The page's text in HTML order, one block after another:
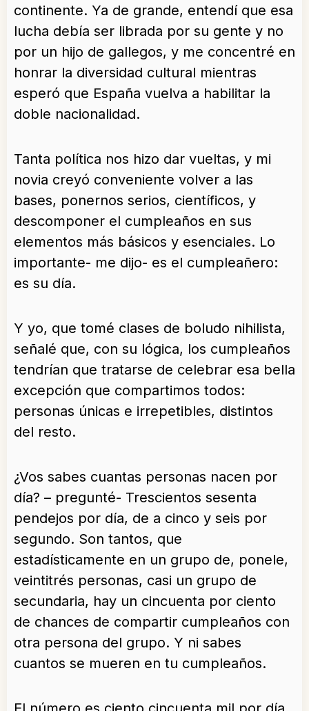
continente. Ya de grande, entendí que esa
lucha debía ser librada por su gente y no
por un hijo de gallegos, y me concentré en
honrar la diversidad cultural mientras
esperó que España vuelva a habilitar la
doble nacionalidad.
Tanta política nos hizo dar vueltas, y mi
novia creyó conveniente volver a las
bases, ponernos serios, científicos, y
descomponer el cumpleaños en sus
elementos más básicos y esenciales. Lo
importante- me dijo- es el cumpleañero:
es su día.
Y yo, que tomé clases de boludo nihilista,
señalé que, con su lógica, los cumpleaños
tendrían que tratarse de celebrar esa bella
excepción que compartimos todos:
personas únicas e irrepetibles, distintos
del resto.
¿Vos sabes cuantas personas nacen por
día? – pregunté- Trescientos sesenta
pendejos por día, de a cinco y seis por
segundo. Son tantos, que
estadísticamente en un grupo de, ponele,
veintitrés personas, casi un grupo de
secundaria, hay un cincuenta por ciento
de chances de compartir cumpleaños con
otra persona del grupo. Y ni sabes
cuantos se mueren en tu cumpleaños.